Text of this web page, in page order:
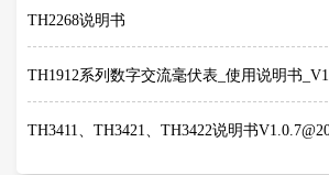
TH2268说明书